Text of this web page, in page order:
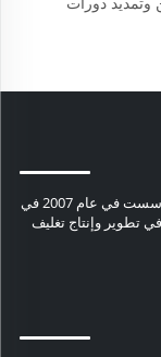
شركة شنتشن تشنغهاو للبلاستيك وقوالبها المحدودة. تأسست في عام 2007 في
وإنتاج تغليف